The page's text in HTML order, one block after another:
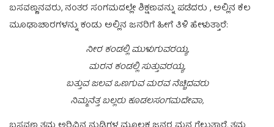
ಬಸವಣ್ಣನವರು, ನಂತರ ಸಂಗಮದಲ್ಲೇ ಶಿಕ್ಷಣವನ್ನು ಪಡೆದರು , ಅಲ್ಲಿನ ಕೆಲ
ಮೂಢಾಚಾರಗಳನ್ನು ಕಂಡು ಅಲ್ಲಿನ ಜನರಿಗೆ ಹೀಗೆ ತಿಳಿ ಹೇಳುತ್ತಾರೆ:
ನೀರ ಕಂಡಲ್ಲಿ ಮುಳುಗುವರಯ್ಯ,
ಮರನ ಕಂಡಲ್ಲಿ ಸುತ್ತುವರಯ್ಯ,
ಬತ್ತುವ ಜಲವ ಒಣಗುವ ಮರವ ನೆಚ್ಚಿದವರು
ನಿಮ್ಮನೆತ್ತ ಬಲ್ಲರು ಕೂಡಲಸಂಗಮದೇವಾ,